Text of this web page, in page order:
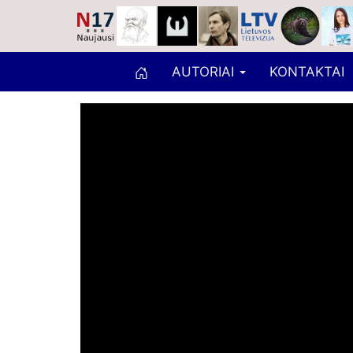
AUTORIAI KONTAKTAI